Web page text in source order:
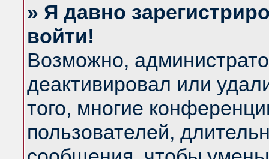
» Я давно
войти!
Возможно,
деактивировал или
того, многие
пользователей,